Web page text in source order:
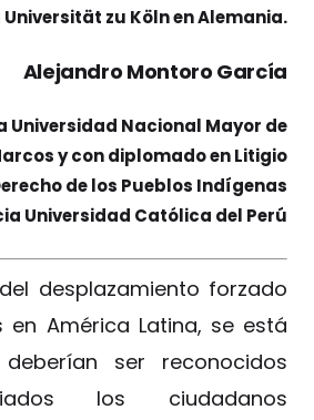
zu Köln en Alemania.
Alejandro Montoro García
Universidad Nacional Mayor de
y con diplomado en Litigio
de los Pueblos Indígenas
Universidad Católica del Perú
desplazamiento forzado
en América Latina, se está
ser reconocidos
los ciudadanos